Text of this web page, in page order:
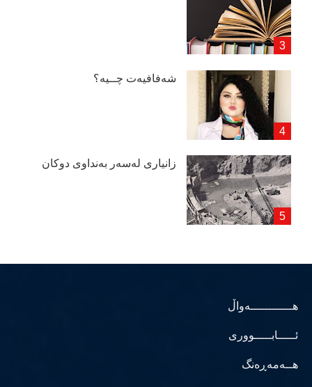
شەفافیەت چــیە؟
زانیاری لەسەر بەنداوی دوكان
هــــــــــــەواڵ
ئـــــابـــــووری
هــەمەڕەنگ